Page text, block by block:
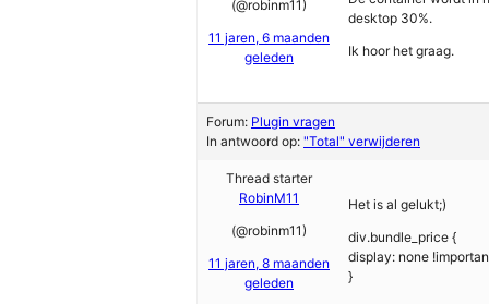
(@robinm11)
11 jaren, 6 maanden
geleden
desktop 30%.
Ik hoor het graag.
Forum: Plugin vragen
In antwoord op: "Total" verwijderen
Thread starter
RobinM11
(@robinm11)
11 jaren, 8 maanden
geleden
Het is al gelukt;)
div.bundle_price {
display: none
}